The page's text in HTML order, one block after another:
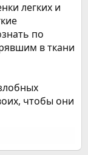
легких и
по
в ткани
чтобы они